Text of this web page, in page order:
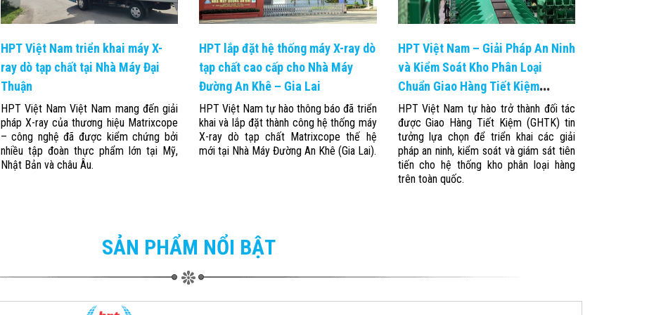
HPT Việt Nam triển khai máy X-
ray dò tạp chất tại Nhà Máy Đại
Thuận
HPT Việt Nam Việt Nam mang đến giải
pháp X-ray của thương hiệu Matrixcope
– công nghệ đã được kiểm chứng bởi
nhiều tập đoàn thực phẩm lớn tại Mỹ,
Nhật Bản và châu Âu.
HPT lắp đặt hệ thống máy X-ray dò
tạp chất cao cấp cho Nhà Máy
Đường An Khê – Gia Lai
HPT Việt Nam tự hào thông báo đã triển
khai và lắp đặt thành công hệ thống máy
X-ray dò tạp chất Matrixcope thế hệ
mới tại Nhà Máy Đường An Khê (Gia Lai).
HPT Việt Nam – Giải Pháp An Ninh
và Kiểm Soát Kho Phân Loại
Chuẩn Giao Hàng Tiết Kiệm
(GHTK)
HPT Việt Nam tự hào trở thành đối tác
được Giao Hàng Tiết Kiệm (GHTK) tin
tưởng lựa chọn để triển khai các giải
pháp an ninh, kiểm soát và giám sát tiên
tiến cho hệ thống kho phân loại hàng
trên toàn quốc.
SẢN PHẨM NỔI BẬT